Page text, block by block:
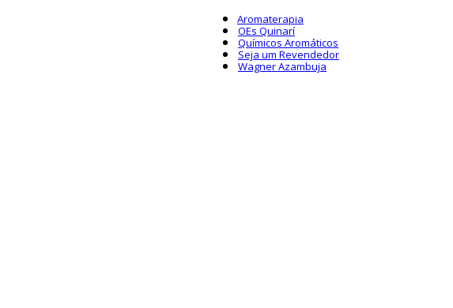
Aromaterapia
OEs Quinarí
Químicos Aromáticos
Seja um Revendedor
Wagner Azambuja